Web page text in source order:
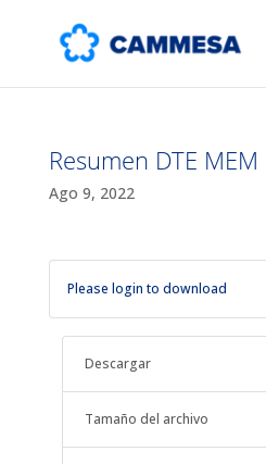
Resumen DTE MEM
Ago 9, 2022
Please login to download
Descargar
Tamaño del archivo